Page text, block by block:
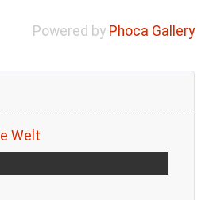
Powered by Phoca Gallery
Welt